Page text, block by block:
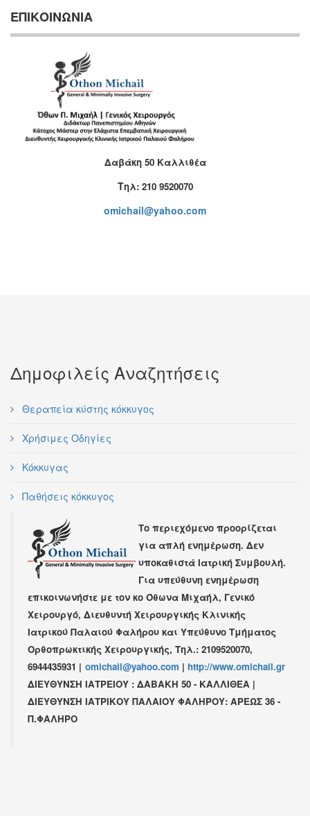
ΕΠΙΚΟΙΝΩΝΙΑ
Δαβάκη 50 Καλλιθέα
Tηλ: 210 9520070
omichail@yahoo.com
Δημοφιλείς Αναζητήσεις
Θεραπεία κύστης κόκκυγος
Χρήσιμες Οδηγίες
Κόκκυγας
Παθήσεις κόκκυγος
Το περιεχόμενο προορίζεται
για απλή ενημέρωση. Δεν
υποκαθιστά Ιατρική Συμβουλή.
Για υπεύθυνη ενημέρωση
επικοινωνήστε με τον κο Όθωνα Μιχαήλ, Γενικό
Χειρουργό, Διευθυντή Χειρουργικής Κλινικής
Ιατρικού Παλαιού Φαλήρου και Υπεύθυνο Τμήματος
Ορθοπρωκτικής Χειρουργικής, Τηλ.: 2109520070,
6944435931 | omichail@yahoo.com | http://www.omichail.gr
ΔΙΕΥΘΥΝΣΗ ΙΑΤΡΕΙΟΥ : ΔΑΒΑΚΗ 50 - ΚΑΛΛΙΘΕΑ |
ΔΙΕΥΘΥΝΣΗ ΙΑΤΡΙΚΟΥ ΠΑΛΑΙΟΥ ΦΑΛΗΡΟΥ: ΑΡΕΩΣ 36 -
Π.ΦΑΛΗΡΟ